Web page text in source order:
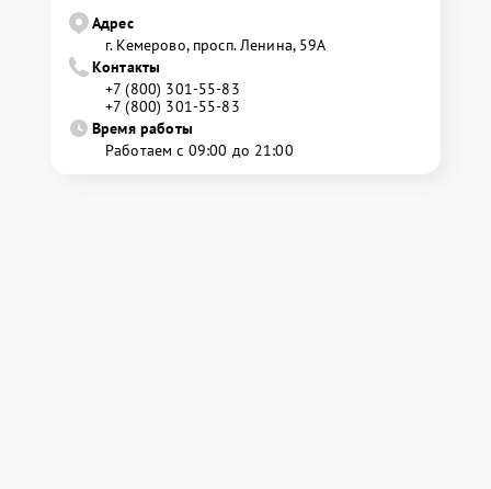
Адрес
г. Кемерово, просп. Ленина, 59А
Контакты
+7 (800) 301-55-83
+7 (800) 301-55-83
Время работы
Работаем с 09:00 до 21:00